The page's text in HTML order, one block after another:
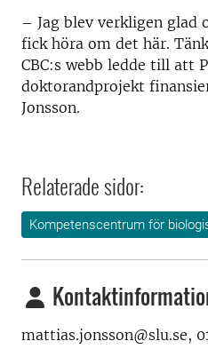
– Jag blev verkligen glad
fick höra om det här.
CBC:s webb ledde till att
doktorandprojekt
Jonsson.
Relaterade sidor:
Kompetenscentrum för
mattias.jonsson@slu.se,